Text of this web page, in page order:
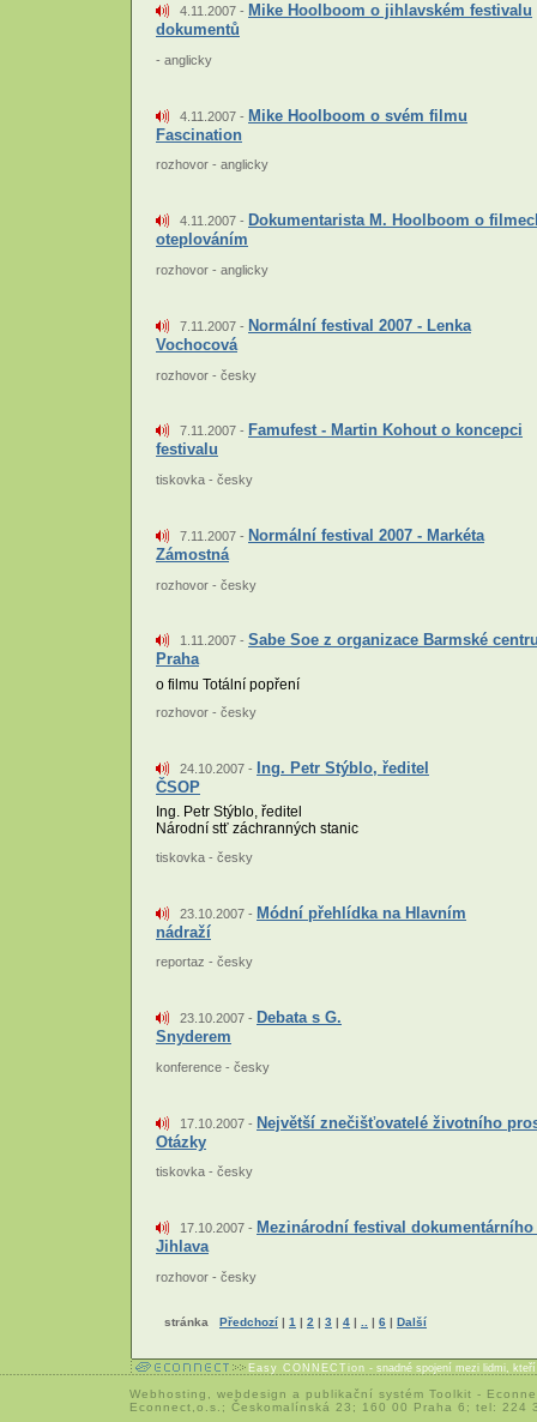
4.11.2007 - Mike Hoolboom o jihlavském festivalu
dokumentů
- anglicky
4.11.2007 - Mike Hoolboom o svém filmu
Fascination
rozhovor - anglicky
4.11.2007 - Dokumentarista M. Hoolboom o
oteplováním
rozhovor - anglicky
7.11.2007 - Normální festival 2007 - Lenka
Vochocová
rozhovor - česky
7.11.2007 - Famufest - Martin Kohout o koncepci
festivalu
tiskovka - česky
7.11.2007 - Normální festival 2007 - Markéta
Zámostná
rozhovor - česky
1.11.2007 - Sabe Soe z organizace Barmské
Praha
o filmu Totální popření
rozhovor - česky
24.10.2007 -
Ing. Petr Stýblo, ředitel
ČSOP
Ing. Petr Stýblo, ředitel
Národní stť záchranných stanic
tiskovka - česky
23.10.2007 - Módní přehlídka na Hlavním
nádraží
reportaz - česky
23.10.2007 - Debata s G.
Snyderem
konference - česky
17.10.2007 - Největší znečišťovatelé životního
Otázky
tiskovka - česky
17.10.2007 - Mezinárodní festival
Jihlava
rozhovor - česky
stránka Předchozí | 1 | 2 | 3 | 4 | | 6 | Další
Easy CONNECTion - snadné spojení mezi lidmi,
Webhosting webdesign a publikační systém Toolkit -
Econnect,o.s.; Českomalínská 23; 160 00 Praha 6; tel: 224